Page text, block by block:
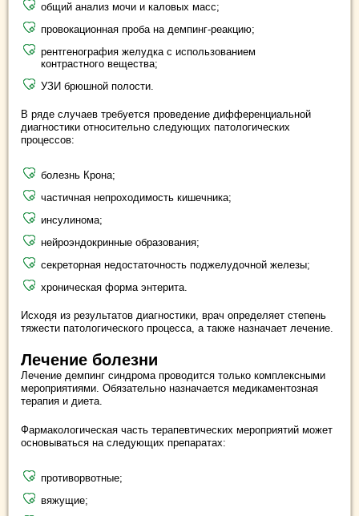
общий анализ мочи и каловых масс;
провокационная проба на демпинг-реакцию;
рентгенография желудка с использованием
контрастного вещества;
УЗИ брюшной полости.
В ряде случаев требуется проведение дифференциальной
диагностики относительно следующих патологических
процессов:
болезнь Крона;
частичная непроходимость кишечника;
инсулинома;
нейроэндокринные образования;
секреторная недостаточность поджелудочной железы;
хроническая форма энтерита.
Исходя из результатов диагностики, врач определяет степень
тяжести патологического процесса, а также назначает лечение.
Лечение болезни
Лечение демпинг синдрома проводится только комплексными
мероприятиями. Обязательно назначается медикаментозная
терапия и диета.
Фармакологическая часть терапевтических мероприятий может
основываться на следующих препаратах:
противорвотные;
вяжущие;